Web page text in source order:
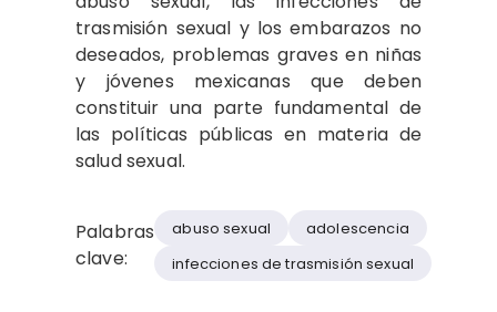
trasmisión sexual y los embarazos no
deseados, problemas graves en niñas
y jóvenes mexicanas que deben
constituir una parte fundamental de
las políticas públicas en materia de
salud sexual.
Palabras
clave:
abuso sexual
adolescencia
infecciones de trasmisión sexual